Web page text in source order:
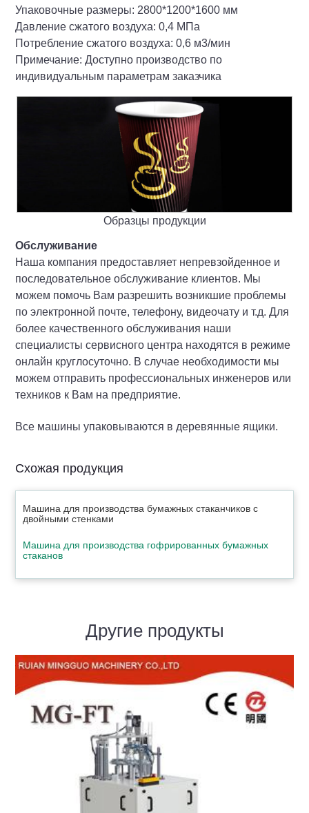
Упаковочные размеры: 2800*1200*1600 мм
Давление сжатого воздуха: 0,4 МПа
Потребление сжатого воздуха: 0,6 м3/мин
Примечание: Доступно производство по
индивидуальным параметрам заказчика
Образцы продукции
Обслуживание
Наша компания предоставляет непревзойденное и
последовательное обслуживание клиентов. Мы
можем помочь Вам разрешить возникшие проблемы
по электронной почте, телефону, видеочату и т.д. Для
более качественного обслуживания наши
специалисты сервисного центра находятся в режиме
онлайн круглосуточно. В случае необходимости мы
можем отправить профессиональных инженеров или
техников к Вам на предприятие.
Все машины упаковываются в деревянные ящики.
Схожая продукция
Машина для производства бумажных стаканчиков с
двойными стенками
Машина для производства гофрированных бумажных
стаканов
Другие продукты